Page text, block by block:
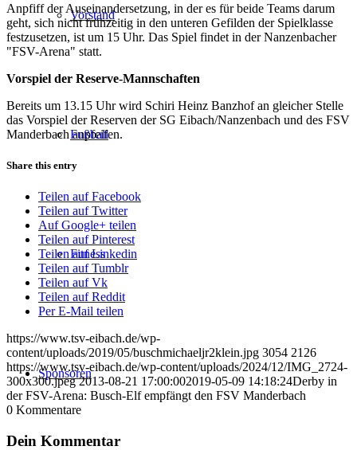
Vorstand
Fußball
Fitness
Sponsoren
Anpfiff der Auseinandersetzung, in der es für beide Teams darum
geht, sich nicht frühzeitig in den unteren Gefilden der Spielklasse
festzusetzen, ist um 15 Uhr. Das Spiel findet in der Nanzenbacher
"FSV-Arena" statt.
Vorspiel der Reserve-Mannschaften
Bereits um 13.15 Uhr wird Schiri Heinz Banzhof an gleicher Stelle
das Vorspiel der Reserven der SG Eibach/Nanzenbach und des FSV
Manderbach anpfeifen.
Share this entry
Teilen auf Facebook
Teilen auf Twitter
Auf Google+ teilen
Teilen auf Pinterest
Teilen auf Linkedin
Teilen auf Tumblr
Teilen auf Vk
Teilen auf Reddit
Per E-Mail teilen
https://www.tsv-eibach.de/wp-
content/uploads/2019/05/buschmichaeljr2klein.jpg 3054 2126
https://www.tsv-eibach.de/wp-content/uploads/2024/12/IMG_2724-
300x300.jpeg 2013-08-21 17:00:002019-05-09 14:18:24Derby in
der FSV-Arena: Busch-Elf empfängt den FSV Manderbach
0 Kommentare
Dein Kommentar